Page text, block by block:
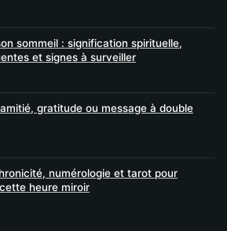
sommeil : signification spirituelle,
et signes à surveiller
gratitude ou message à double
numérologie et tarot pour
heure miroir